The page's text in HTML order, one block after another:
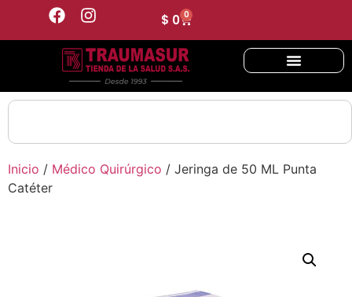
$ 0 0
Inicio / Médico Quirúrgico / Jeringa de 50 ML Punta
Catéter